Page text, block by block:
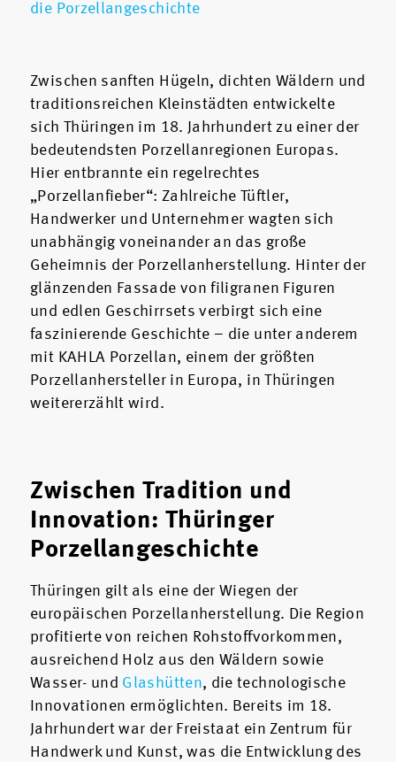
die Porzellangeschichte
Zwischen sanften Hügeln, dichten Wäldern und
traditionsreichen Kleinstädten entwickelte
sich Thüringen im 18. Jahrhundert zu einer der
bedeutendsten Porzellanregionen Europas.
Hier entbrannte ein regelrechtes
„Porzellanfieber“: Zahlreiche Tüftler,
Handwerker und Unternehmer wagten sich
unabhängig voneinander an das große
Geheimnis der Porzellanherstellung. Hinter der
glänzenden Fassade von filigranen Figuren
und edlen Geschirrsets verbirgt sich eine
faszinierende Geschichte – die unter anderem
mit KAHLA Porzellan, einem der größten
Porzellanhersteller in Europa, in Thüringen
weitererzählt wird.
Zwischen Tradition und
Innovation: Thüringer
Porzellangeschichte
Thüringen gilt als eine der Wiegen der
europäischen Porzellanherstellung. Die Region
profitierte von reichen Rohstoffvorkommen,
ausreichend Holz aus den Wäldern sowie
Wasser- und Glashütten, die technologische
Innovationen ermöglichten. Bereits im 18.
Jahrhundert war der Freistaat ein Zentrum für
Handwerk und Kunst, was die Entwicklung des